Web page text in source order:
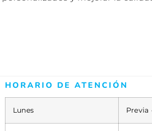
HORARIO DE ATENCIÓN
Lunes Previa